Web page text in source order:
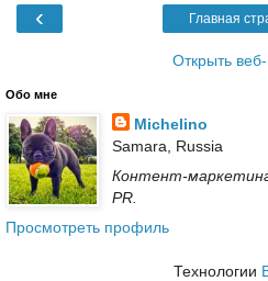
‹ Главная
Открыть
Обо мне
Michelino
Samara, Russia
Контент-
PR.
Просмотреть профиль
Технологии